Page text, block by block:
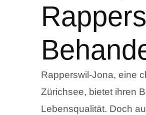
Rapperswil-Jona, eine
Zürichsee, bietet ihren
Lebensqualität. Doch